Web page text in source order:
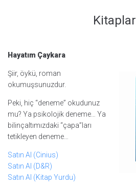
Kitaplar
Hayatım Çaykara
Şiir, öykü, roman
okumuşsunuzdur.
Peki, hiç “deneme” okudunuz
mu? Ya psikolojik deneme… Ya
bilinçaltımızdaki “çapa”ları
tetikleyen deneme…
Satın Al (Cinius)
Satın Al (D&R)
Satın Al (Kitap Yurdu)